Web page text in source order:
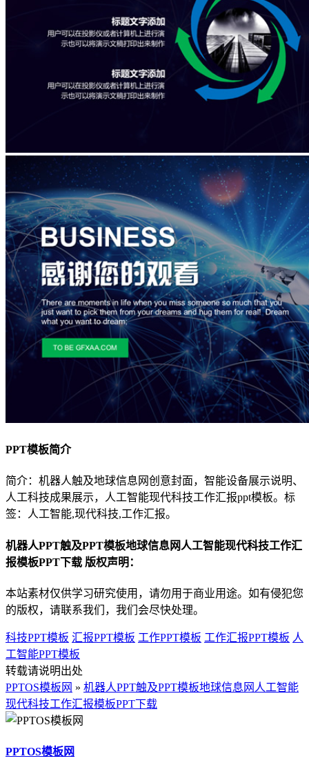
PPT模板简介
简介：机器人触及地球信息网创意封面，智能设备展示说明、
人工科技成果展示，人工智能现代科技工作汇报ppt模板。标
签：人工智能,现代科技,工作汇报。
机器人PPT触及PPT模板地球信息网人工智能现代科技工作汇
报模板PPT下载 版权声明：
本站素材仅供学习研究使用，请勿用于商业用途。如有侵犯您
的版权，请联系我们，我们会尽快处理。
科技PPT模板 汇报PPT模板 工作PPT模板 工作汇报PPT模板 人
工智能PPT模板
转载请说明出处
PPTOS模板网 » 机器人PPT触及PPT模板地球信息网人工智能
现代科技工作汇报模板PPT下载
PPTOS模板网